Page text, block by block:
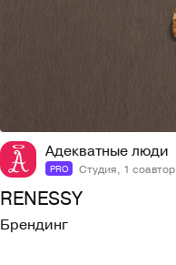
Адекватные люди
PRO Студия, 1 соавтор
RENESSY
Брендинг